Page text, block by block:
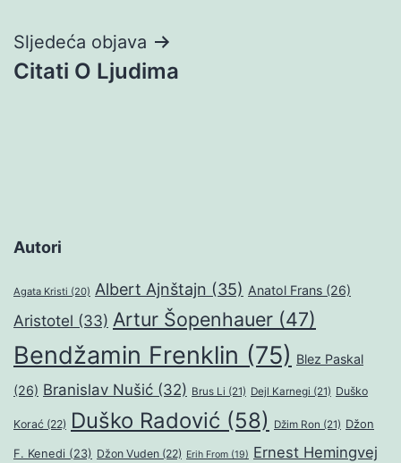
Sljedeća objava
Citati O Ljudima
Autori
Agata Kristi (20) Albert Ajnštajn (35) Anatol Frans (26)
Aristotel (33) Artur Šopenhauer (47)
Bendžamin Frenklin (75) Blez Paskal
(26) Branislav Nušić (32) Brus Li (21) Dejl Karnegi (21) Duško
Korać (22) Duško Radović (58) Džim Ron (21) Džon
F. Kenedi (23) Džon Vuden (22) Erih From (19) Ernest Hemingvej